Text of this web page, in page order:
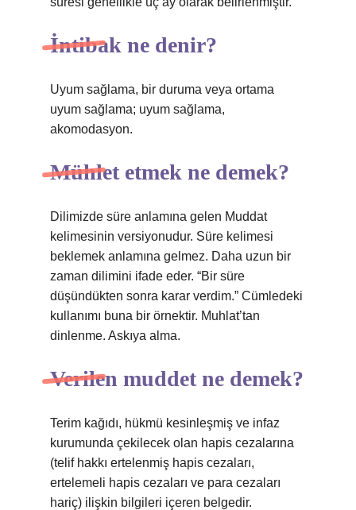
İntibak ne denir?
Uyum sağlama, bir duruma veya ortama
uyum sağlama; uyum sağlama,
akomodasyon.
Mühlet etmek ne demek?
Dilimizde süre anlamına gelen Muddat
kelimesinin versiyonudur. Süre kelimesi
beklemek anlamına gelmez. Daha uzun bir
zaman dilimini ifade eder. “Bir süre
düşündükten sonra karar verdim.” Cümledeki
kullanımı buna bir örnektir. Muhlat’tan
dinlenme. Askıya alma.
Verilen muddet ne demek?
Terim kağıdı, hükmü kesinleşmiş ve infaz
kurumunda çekilecek olan hapis cezalarına
(telif hakkı ertelenmiş hapis cezaları,
ertelemeli hapis cezaları ve para cezaları
hariç) ilişkin bilgileri içeren belgedir.